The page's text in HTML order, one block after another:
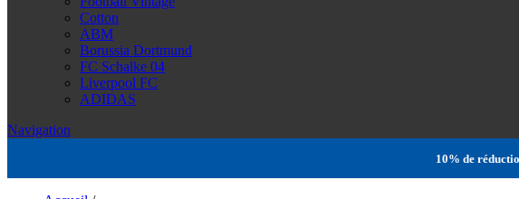
Cotton
ABM
Borussia Dortmund
FC Schalke 04
Liverpool FC
ADIDAS
Navigation
10% de